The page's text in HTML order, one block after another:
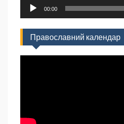
00:00
Православний календар